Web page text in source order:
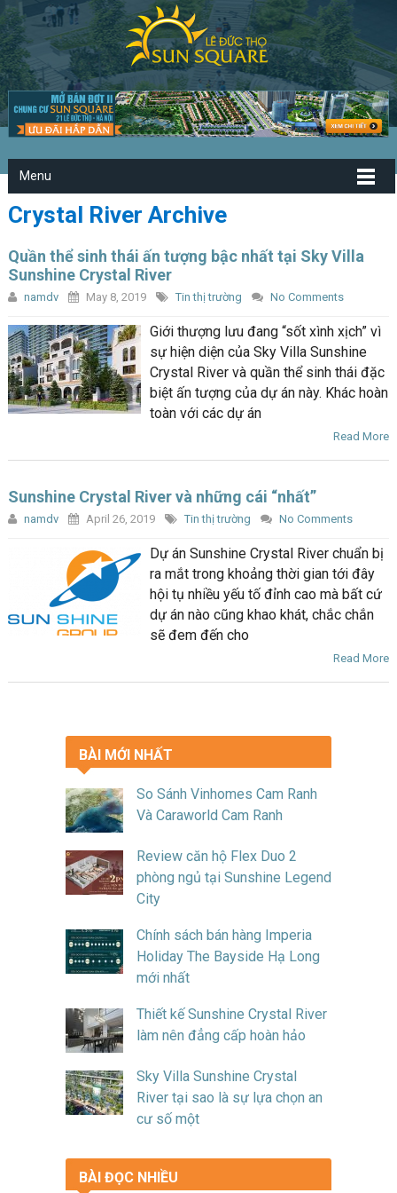
Menu
Crystal River Archive
Quần thể sinh thái ấn tượng bậc nhất tại Sky Villa
Sunshine Crystal River
namdv May 8, 2019 Tin thị trường No Comments
Giới thượng lưu đang “sốt xình xịch” vì
sự hiện diện của Sky Villa Sunshine
Crystal River và quần thể sinh thái đặc
biệt ấn tượng của dự án này. Khác hoàn
toàn với các dự án
Read More
Sunshine Crystal River và những cái “nhất”
namdv April 26, 2019 Tin thị trường No Comments
Dự án Sunshine Crystal River chuẩn bị
ra mắt trong khoảng thời gian tới đây
hội tụ nhiều yếu tố đỉnh cao mà bất cứ
dự án nào cũng khao khát, chắc chắn
sẽ đem đến cho
Read More
BÀI MỚI NHẤT
So Sánh Vinhomes Cam Ranh
Và Caraworld Cam Ranh
Review căn hộ Flex Duo 2
phòng ngủ tại Sunshine Legend
City
Chính sách bán hàng Imperia
Holiday The Bayside Hạ Long
mới nhất
Thiết kế Sunshine Crystal River
làm nên đẳng cấp hoàn hảo
Sky Villa Sunshine Crystal
River tại sao là sự lựa chọn an
cư số một
BÀI ĐỌC NHIỀU